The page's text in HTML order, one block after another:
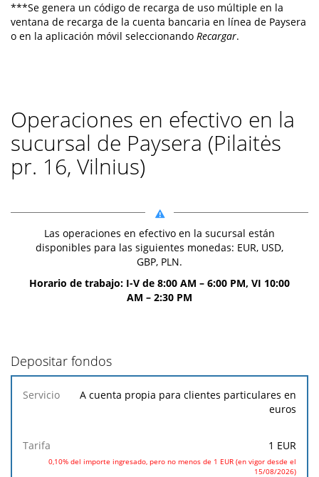
***Se genera un código de recarga de uso múltiple en la
ventana de recarga de la cuenta bancaria en línea de Paysera
o en la aplicación móvil seleccionando Recargar.
Operaciones en efectivo en la
sucursal de Paysera (Pilaitės
pr. 16, Vilnius)
Las operaciones en efectivo en la sucursal están
disponibles para las siguientes monedas: EUR, USD,
GBP, PLN.
Horario de trabajo: I-V de 8:00 AM – 6:00 PM, VI 10:00
AM – 2:30 PM
Depositar fondos
Servicio Tarifa
A cuenta propia para clientes particulares en
euros
1 EUR
0,10% del importe ingresado, pero no menos de 1 EUR (en vigor desde el
15/08/2026)